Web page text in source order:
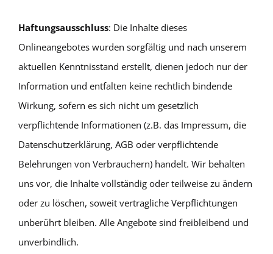
Haftungsausschluss: Die Inhalte dieses
Onlineangebotes wurden sorgfältig und nach unserem
aktuellen Kenntnisstand erstellt, dienen jedoch nur der
Information und entfalten keine rechtlich bindende
Wirkung, sofern es sich nicht um gesetzlich
verpflichtende Informationen (z.B. das Impressum, die
Datenschutzerklärung, AGB oder verpflichtende
Belehrungen von Verbrauchern) handelt. Wir behalten
uns vor, die Inhalte vollständig oder teilweise zu ändern
oder zu löschen, soweit vertragliche Verpflichtungen
unberührt bleiben. Alle Angebote sind freibleibend und
unverbindlich.